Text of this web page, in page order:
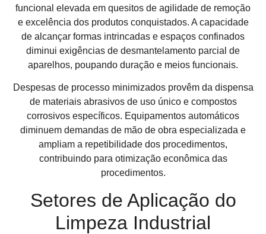
funcional elevada em quesitos de agilidade de remoção
e excelência dos produtos conquistados. A capacidade
de alcançar formas intrincadas e espaços confinados
diminui exigências de desmantelamento parcial de
aparelhos, poupando duração e meios funcionais.
Despesas de processo minimizados provêm da dispensa
de materiais abrasivos de uso único e compostos
corrosivos específicos. Equipamentos automáticos
diminuem demandas de mão de obra especializada e
ampliam a repetibilidade dos procedimentos,
contribuindo para otimização econômica das
procedimentos.
Setores de Aplicação do
Limpeza Industrial